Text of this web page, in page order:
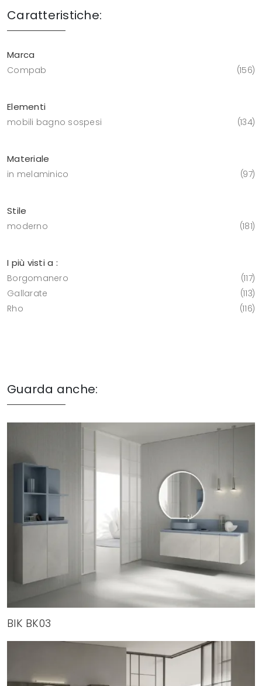
Caratteristiche:
Marca
Compab 156
Elementi
mobili bagno sospesi 134
Materiale
in melaminico 97
Stile
moderno 181
I più visti a :
Borgomanero
117
Gallarate
113
Rho
116
Guarda anche:
BIK BK03